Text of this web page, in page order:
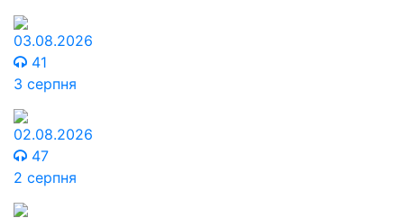
03.08.2026
41
3 серпня
02.08.2026
47
2 серпня